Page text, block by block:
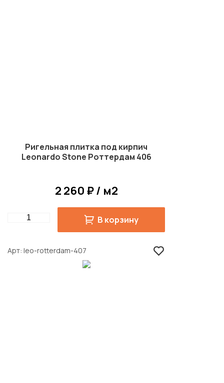
Ригельная плитка под кирпич
Leonardo Stone Роттердам 406
2 260 ₽ / м2
Quantity В корзину
Арт leo-rotterdam-407